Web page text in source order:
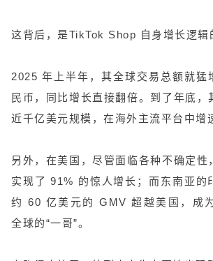
这背后，是TikTok Shop 自身增长逻辑
2025 年上半年，其全球交易总额就猛
民币，同比增长直接翻倍。到了年底
近千亿美元规模，在海外主流平台中增
另外，在美国，尽管面临各种不确定
实现了 91% 的惊人增长；而东南亚的
约 60 亿美元的 GMV 超越美国，成
全球的“一哥”。